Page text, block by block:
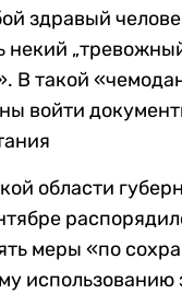
здравый
некий
В такой
войти
области
меры «по